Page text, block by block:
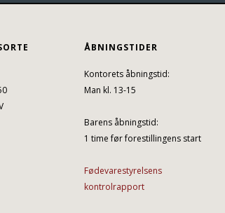
ÅBNINGSTIDER
Kontorets åbningstid:
Man kl. 13-15
Barens åbningstid:
1 time før forestillingens start
Fødevarestyrelsens
kontrolrapport